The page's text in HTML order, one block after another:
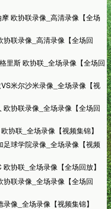
欧协联录像_高清录像【全场
联录像_高清录像【全场回
里斯 欧协联_全场录像【全场回
米尔沙米录像_全场录像【视
协联录像_全场录像【全场回
协联_全场录像【视频集锦】
球学院录像_全场录像【视频
协联_全场录像【全场回放】
联录像_全场录像【全场回
像_全场录像【视频集锦】